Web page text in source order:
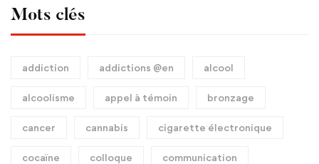
Mots clés
addiction addictions @en alcool
alcoolisme appel à témoin bronzage
cancer cannabis cigarette électronique
cocaïne colloque communication